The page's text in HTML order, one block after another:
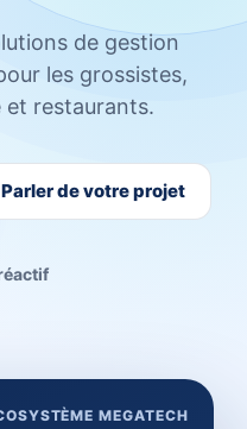
de gestion
les grossistes,
et restaurants.
Parler de votre projet
MEGATECH